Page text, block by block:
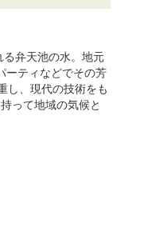
弁天池の水。地元
ーティなどでその芳
し、現代の技術をも
って地域の気候と